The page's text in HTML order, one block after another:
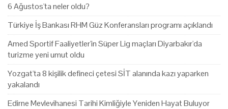
6 Ağustos'ta neler oldu?
Türkiye İş Bankası RHM Güz Konferansları programı açıklandı
Amed Sportif Faaliyetler'in Süper Lig maçları Diyarbakır'da
turizme yeni umut oldu
Yozgat'ta 8 kişilik defineci çetesi SİT alanında kazı yaparken
yakalandı
Edirne Mevlevihanesi Tarihi Kimliğiyle Yeniden Hayat Buluyor